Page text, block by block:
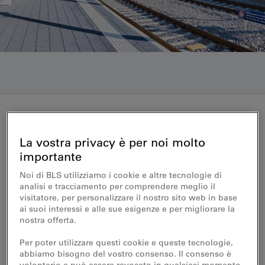
BLS-Strecke Langenthal–
Wolhusen – Die BLS eröffnet
den komplett modernisierten
Bahnhof Huttwil
Nach einer Bauzeit von zweieinhalb Jahren
La vostra privacy è per noi molto
importante
Noi di BLS utilizziamo i cookie e altre tecnologie di
analisi e tracciamento per comprendere meglio il
visitatore, per personalizzare il nostro sito web in base
ai suoi interessi e alle sue esigenze e per migliorare la
nostra offerta.
Per poter utilizzare questi cookie e queste tecnologie,
abbiamo bisogno del vostro consenso. Il consenso è